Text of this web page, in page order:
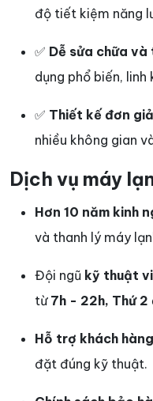
độ tiết kiệm năng
✅ Dễ sửa chữa
dụng phổ biến,
✅ Thiết kế đơn
nhiều không gian
Dịch vụ máy
Hơn 10 năm kinh
và thanh lý máy
Đội ngũ kỹ thuật
từ 7h - 22h, Thứ 2
Hỗ trợ khách
đặt đúng kỹ thuật.